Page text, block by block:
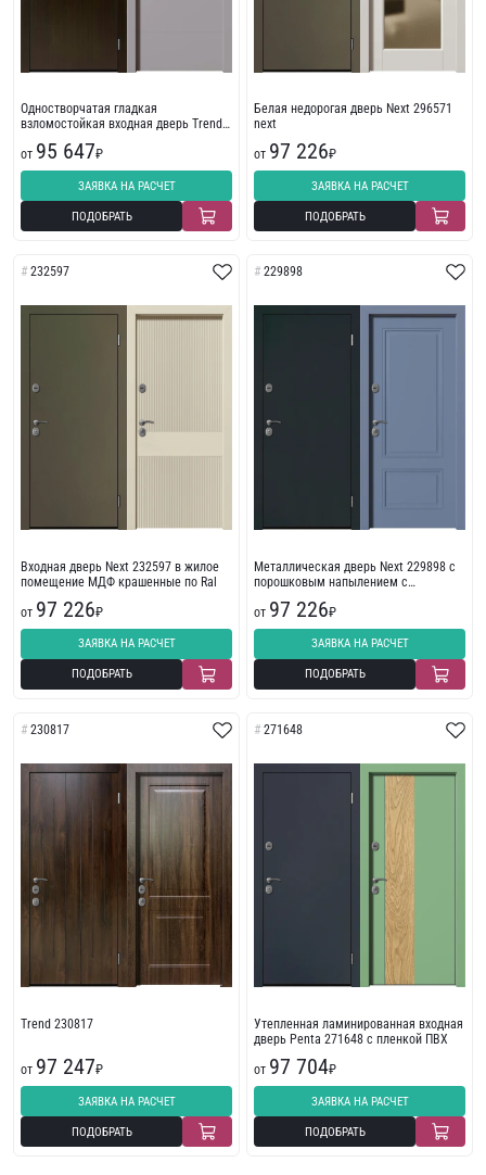
Одностворчатая гладкая
взломостойкая входная дверь Trend
от 95 647₽
ЗАЯВКА НА РАСЧЕТ
ПОДОБРАТЬ
Белая недорогая дверь Next 296571
next
от 97 226₽
ЗАЯВКА НА РАСЧЕТ
ПОДОБРАТЬ
232597
Входная дверь Next 232597 в жилое
помещение МДФ крашенные по Ral
от 97 226₽
ЗАЯВКА НА РАСЧЕТ
ПОДОБРАТЬ
229898
Металлическая дверь Next 229898 с
порошковым напылением с
фрезеровкой
от 97 226₽
ЗАЯВКА НА РАСЧЕТ
ПОДОБРАТЬ
230817
Trend 230817
от 97 247₽
ЗАЯВКА НА РАСЧЕТ
ПОДОБРАТЬ
271648
Утепленная ламинированная входная
дверь Penta 271648 с пленкой ПВХ
от 97 704₽
ЗАЯВКА НА РАСЧЕТ
ПОДОБРАТЬ